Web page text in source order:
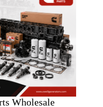
Wholesale